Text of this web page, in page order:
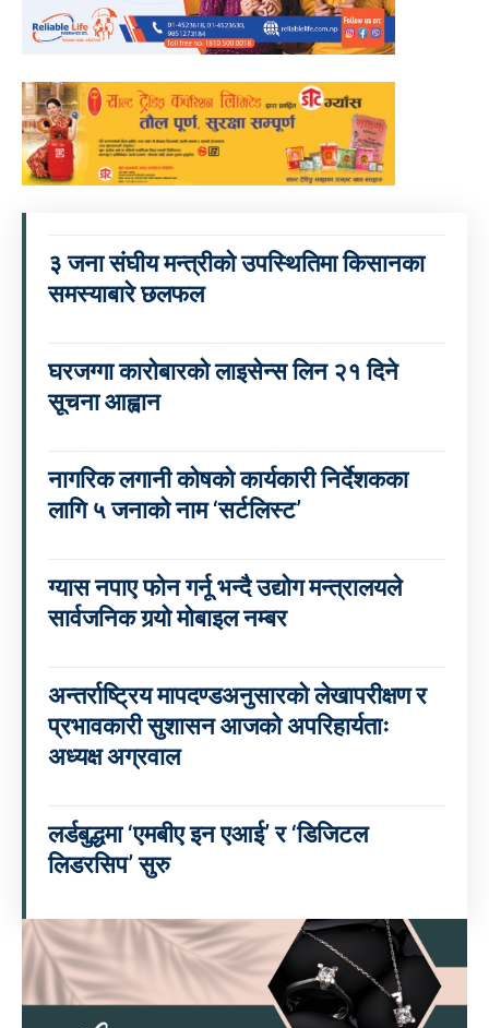
३ जना संघीय मन्त्रीको उपस्थितिमा किसानका
समस्याबारे छलफल
घरजग्गा कारोबारको लाइसेन्स लिन २१ दिने
सूचना आह्वान
नागरिक लगानी कोषको कार्यकारी निर्देशकका
लागि ५ जनाको नाम ‘सर्टलिस्ट’
ग्यास नपाए फोन गर्नू भन्दै उद्योग मन्त्रालयले
सार्वजनिक गर्‍यो मोबाइल नम्बर
अन्तर्राष्ट्रिय मापदण्डअनुसारको लेखापरीक्षण र
प्रभावकारी सुशासन आजको अपरिहार्यताः
अध्यक्ष अग्रवाल
लर्डबुद्धमा ‘एमबीए इन एआई’ र ‘डिजिटल
लिडरसिप’ सुरु